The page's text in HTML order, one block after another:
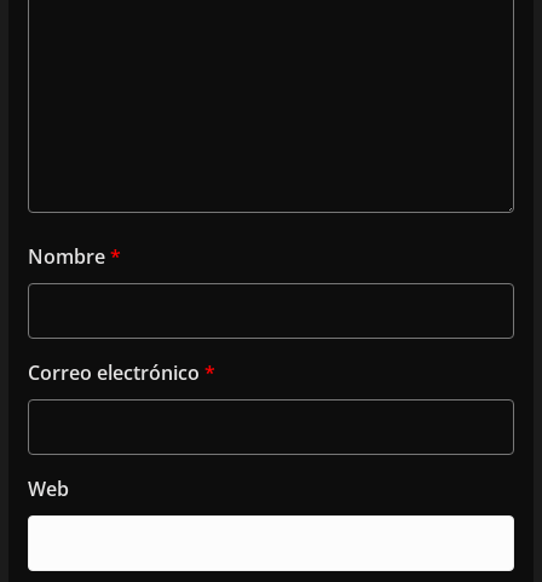
Nombre*
Correo electrónico *
Web